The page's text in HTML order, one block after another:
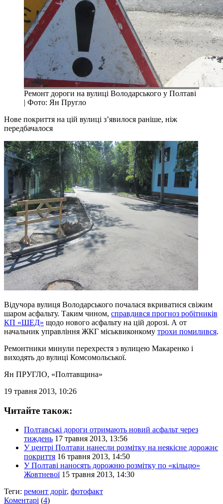
Ремонт дороги на вулиці Володарського у Полтаві
| Фото: Ян Пругло
Нове покриття на цій вулиці з’явилося раніше, ніж
передбачалося
Відучора вулиця Володарського почалася вкриватися свіжим
шаром асфальту. Таким чином, справдився прогноз робітників
КП «ШЕД» щодо нового асфальту на цій дорозі. А от
начальник управління ЖКГ міськвиконкому трохи помилився.
Ремонтники минули перехрестя з вулицею Макаренко і
виходять до вулиці Комсомольської.
Ян ПРУГЛО, «Полтавщина»
19 травня 2013, 10:26
Читайте також:
Полтавські дороги отримають новий асфальт через
тиждень 17 травня 2013, 13:56
У центрі Полтави нанесли розмітку на неякісне дорожнє
покриття 16 травня 2013, 14:50
У Полтаві наносять дорожню розмітку по «кільцю»
Жовтневої 15 травня 2013, 14:30
Теги: ремонт доріг, фотофакт
Коментарі (4)